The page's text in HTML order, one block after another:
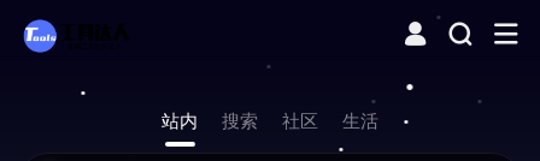
站内 搜索 社区 生活